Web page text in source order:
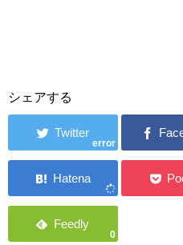
シェアする
error
0